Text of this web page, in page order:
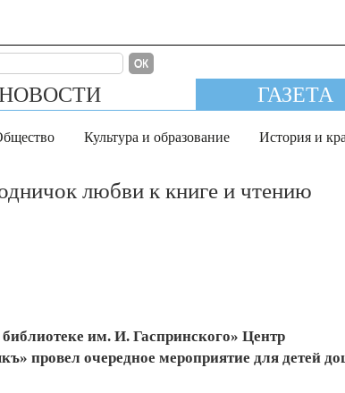
ОК
ГАЗЕТА
Культура и образование История и
любви к книге и чтению
им. И. Гаспринского» Центр
провел очередное мероприятие для детей